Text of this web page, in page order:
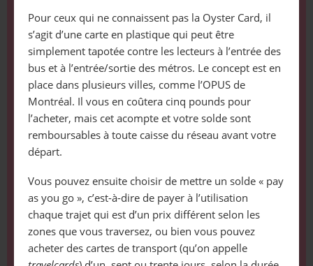
Pour ceux qui ne connaissent pas la Oyster Card, il
s’agit d’une carte en plastique qui peut être
simplement tapotée contre les lecteurs à l’entrée des
bus et à l’entrée/sortie des métros. Le concept est en
place dans plusieurs villes, comme l’OPUS de
Montréal. Il vous en coûtera cinq pounds pour
l’acheter, mais cet acompte et votre solde sont
remboursables à toute caisse du réseau avant votre
départ.
Vous pouvez ensuite choisir de mettre un solde « pay
as you go », c’est-à-dire de payer à l’utilisation
chaque trajet qui est d’un prix différent selon les
zones que vous traversez, ou bien vous pouvez
acheter des cartes de transport (qu’on appelle